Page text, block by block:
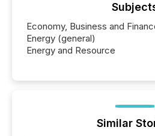
Economy, Business and
Energy (general)
Energy and Resource
Similar